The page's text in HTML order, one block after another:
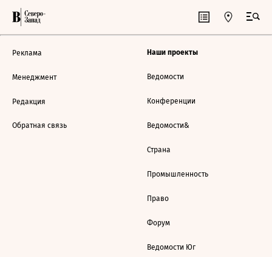
Реклама
Менеджмент
Редакция
Обратная связь
Наши проекты
Ведомости
Конференции
Ведомости&
Страна
Промышленность
Право
Форум
Ведомости Юг